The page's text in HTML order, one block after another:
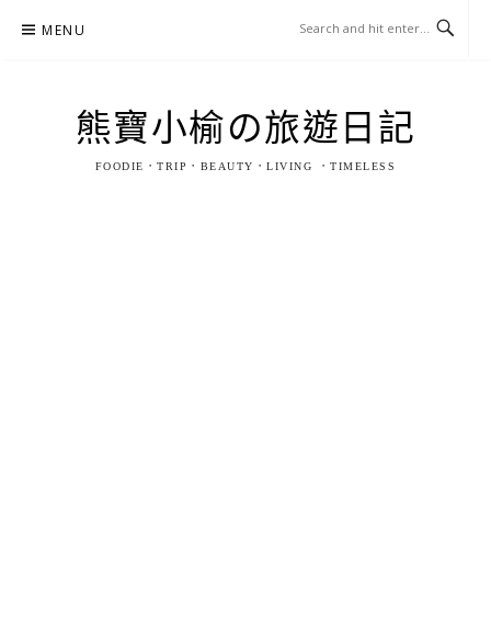
MENU
熊寶小榆の旅遊日記
FOODIE．TRIP．BEAUTY．LIVING ．TIMELESS